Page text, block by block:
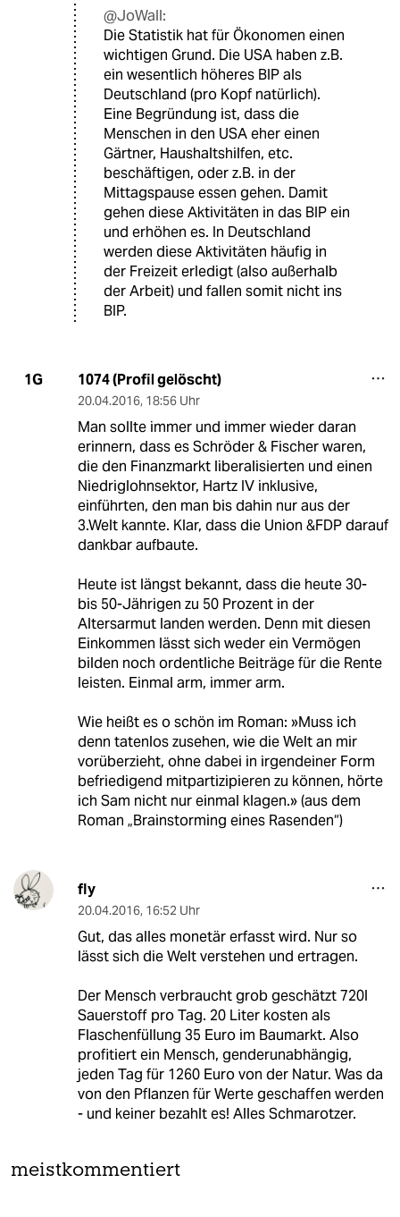
@JoWall:
Die Statistik hat für Ökonomen einen
wichtigen Grund. Die USA haben z.B.
ein wesentlich höheres BIP als
Deutschland (pro Kopf natürlich).
Eine Begründung ist, dass die
Menschen in den USA eher einen
Gärtner, Haushaltshilfen, etc.
beschäftigen, oder z.B. in der
Mittagspause essen gehen. Damit
gehen diese Aktivitäten in das BIP ein
und erhöhen es. In Deutschland
werden diese Aktivitäten häufig in
der Freizeit erledigt (also außerhalb
der Arbeit) und fallen somit nicht ins
BIP.
1G 1074 (Profil gelöscht)
20.04.2016, 18:56 Uhr
Man sollte immer und immer wieder daran
erinnern, dass es Schröder & Fischer waren,
die den Finanzmarkt liberalisierten und einen
Niedriglohnsektor, Hartz IV inklusive,
einführten, den man bis dahin nur aus der
3.Welt kannte. Klar, dass die Union &FDP darauf
dankbar aufbaute.
Heute ist längst bekannt, dass die heute 30-
bis 50-Jährigen zu 50 Prozent in der
Altersarmut landen werden. Denn mit diesen
Einkommen lässt sich weder ein Vermögen
bilden noch ordentliche Beiträge für die Rente
leisten. Einmal arm, immer arm.
Wie heißt es o schön im Roman: »Muss ich
denn tatenlos zusehen, wie die Welt an mir
vorüberzieht, ohne dabei in irgendeiner Form
befriedigend mitpartizipieren zu können, hörte
ich Sam nicht nur einmal klagen.» (aus dem
Roman „Brainstorming eines Rasenden“)
fly
20.04.2016, 16:52 Uhr
Gut, das alles monetär erfasst wird. Nur so
lässt sich die Welt verstehen und ertragen.
Der Mensch verbraucht grob geschätzt 720l
Sauerstoff pro Tag. 20 Liter kosten als
Flaschenfüllung 35 Euro im Baumarkt. Also
profitiert ein Mensch, genderunabhängig,
jeden Tag für 1260 Euro von der Natur. Was da
von den Pflanzen für Werte geschaffen werden
- und keiner bezahlt es! Alles Schmarotzer.
meistkommentiert